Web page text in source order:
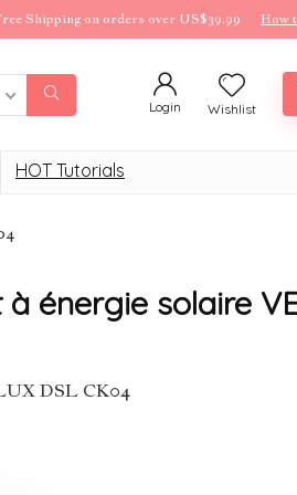
Shipping on orders over US$39.99 How
Login Wishlist
HOT Tutorials
énergie solaire
DSL CK04